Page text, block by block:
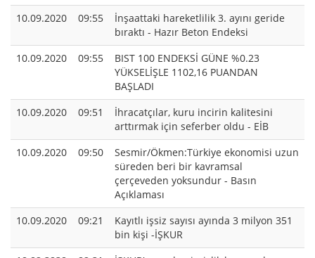
10.09.2020
09:55
İnşaattaki hareketlilik 3. ayını geride
bıraktı - Hazır Beton Endeksi
10.09.2020
09:55
BIST 100 ENDEKSİ GÜNE %0.23
YÜKSELİŞLE 1102,16 PUANDAN
BAŞLADI
10.09.2020
09:51
İhracatçılar, kuru incirin kalitesini
arttırmak için seferber oldu - EİB
10.09.2020
09:50
Sesmir/Ökmen:Türkiye ekonomisi uzun
süreden beri bir kavramsal
çerçeveden yoksundur - Basın
Açıklaması
10.09.2020
09:21
Kayıtlı işsiz sayısı ayında 3 milyon 351
bin kişi -İŞKUR